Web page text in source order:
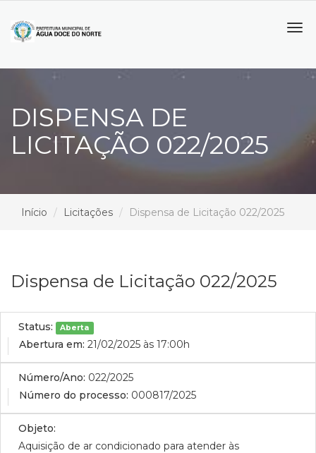
DISPENSA DE
LICITAÇÃO 022/2025
Início Licitações Dispensa de Licitação 022/2025
Dispensa de Licitação 022/2025
Status: Aberta
Abertura em: 21/02/2025 às 17:00h
Número/Ano: 022/2025
Número do processo: 000817/2025
Objeto:
Aquisição de ar condicionado para atender às